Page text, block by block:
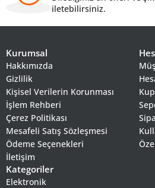
iletebilirsiniz.
Kurumsal
Hakkımızda
Gizlilik
Kişisel Verilerin Korunması
İşlem Rehberi
Çerez Politikası
Mesafeli Satış Sözleşmesi
Ödeme Seçenekleri
İletişim
Kategoriler
Elektronik